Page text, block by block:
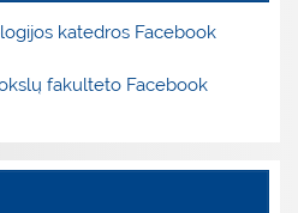
katedros Facebook
fakulteto Facebook